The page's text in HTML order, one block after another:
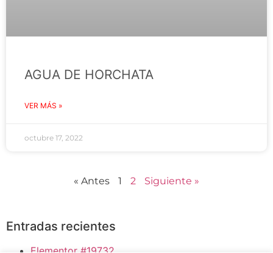
AGUA DE HORCHATA
VER MÁS »
octubre 17, 2022
« Antes 1 2 Siguiente »
Entradas recientes
Elementor #19732